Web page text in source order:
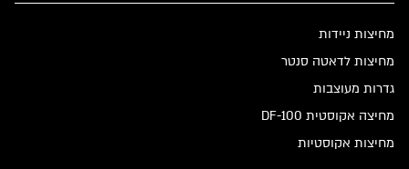
מחיצות ניידות
מחיצות לדאטה סנטר
גדרות מעוצבות
מחיצה אקוסטית DF-100
מחיצות אקוסטיות